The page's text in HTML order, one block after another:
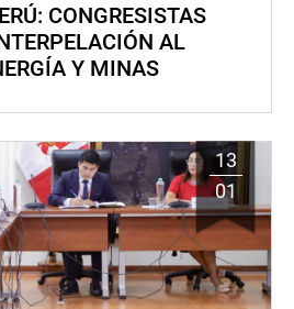
CONGRESISTAS
AL
Y MINAS
13
01